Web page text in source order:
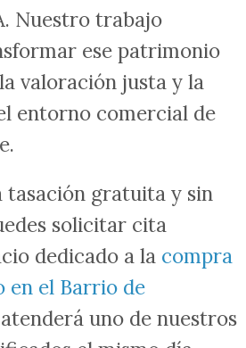
Nuestro trabajo
ese patrimonio
valoración justa y la
entorno comercial de
tasación gratuita y sin
solicitar cita
dedicado a la compra
en el Barrio de
uno de nuestros